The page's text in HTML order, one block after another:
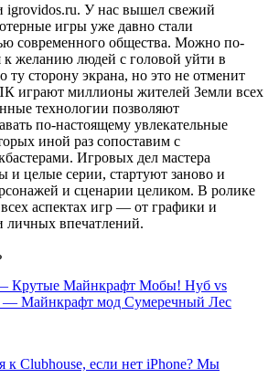
igrovidos.ru. У нас вышел свежий
игры уже давно стали
современного общества. Можно по-
к желанию людей с головой уйти в
ту сторону экрана, но это не отменит
играют миллионы жителей Земли всех
технологии позволяют
по-настоящему увлекательные
иной раз сопоставим с
Игровых дел мастера
и целые серии, стартуют заново и
и сценарии целиком. В ролике
всех аспектах игр — от графики и
личных впечатлений.
Крутые Майнкрафт Мобы! Нуб vs
— Майнкрафт мод Сумеречный Лес
к Clubhouse, если нет iPhone? Мы